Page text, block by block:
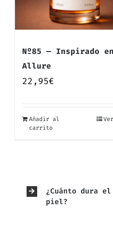
Nº85 — Inspirado en
Allure
22,95€
Añadir al
carrito
¿Cuánto dura
piel?